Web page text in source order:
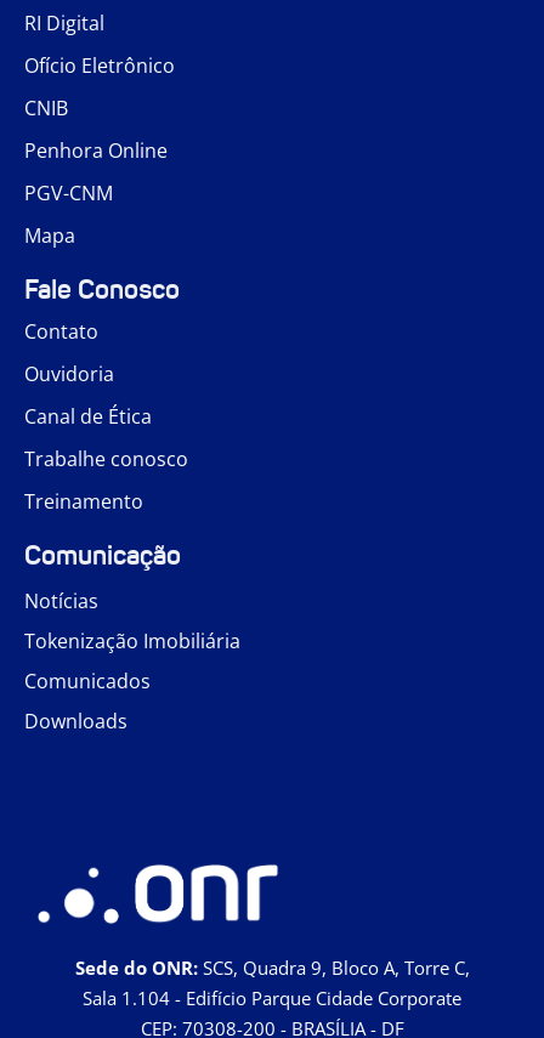
RI Digital
Ofício Eletrônico
CNIB
Penhora Online
PGV-CNM
Mapa
Fale Conosco
Contato
Ouvidoria
Canal de Ética
Trabalhe conosco
Treinamento
Comunicação
Notícias
Tokenização Imobiliária
Comunicados
Downloads
Sede do ONR:SCS, Quadra 9, Bloco A, Torre C,
Sala 1.104 - Edifício Parque Cidade Corporate
CEP: 70308-200 - BRASÍLIA - DF